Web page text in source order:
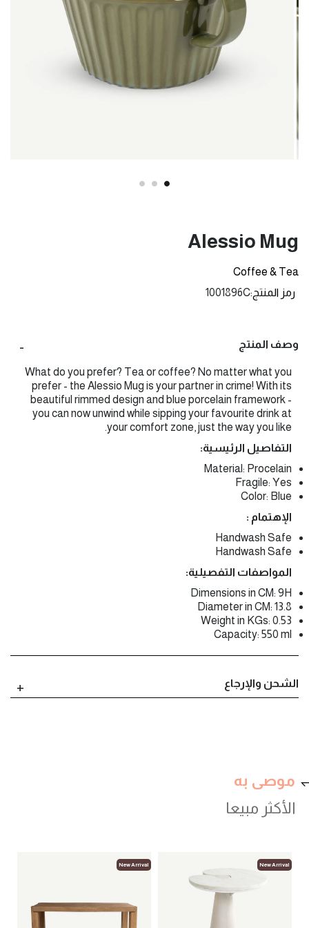
Alessio Mug
Coffee & Tea
رمز المنتج 1001896C
وصف المنتج
What do you prefer? Tea or coffee? No matter what you
prefer - the Alessio Mug is your partner in crime! With its
beautiful rimmed design and blue porcelain framework -
you can now unwind while sipping your favourite drink at
your comfort zone, just the way you like.
التفاصيل الرئيسية:
Material: Procelain
Fragile: Yes
Color: Blue
الإهتمام :
Handwash Safe
Handwash Safe
المواصفات التفصيلية:
Dimensions in CM: 9H
Diameter in CM: 13.8
Weight in KGs: 0.53
Capacity: 550 ml
الشحن والإرجاع
موصى به
الأكثر مبيعا